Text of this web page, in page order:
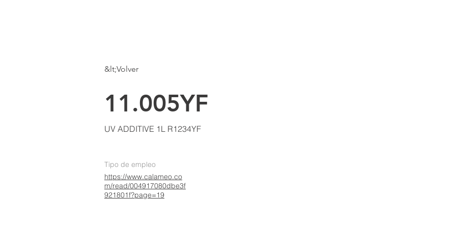
&lt;Volver
11.005YF
UV ADDITIVE 1L R1234YF
Tipo de empleo
https://www.calameo.co
m/read/004917080dbe3f
921801f?page=19